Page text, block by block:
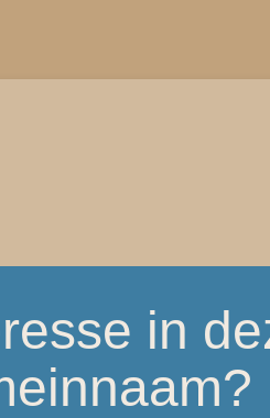
in